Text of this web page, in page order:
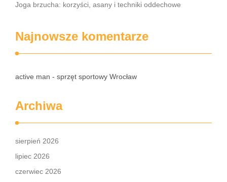
Joga brzucha: korzyści, asany i techniki oddechowe
Najnowsze komentarze
active man - sprzęt sportowy Wrocław
Archiwa
sierpień 2026
lipiec 2026
czerwiec 2026